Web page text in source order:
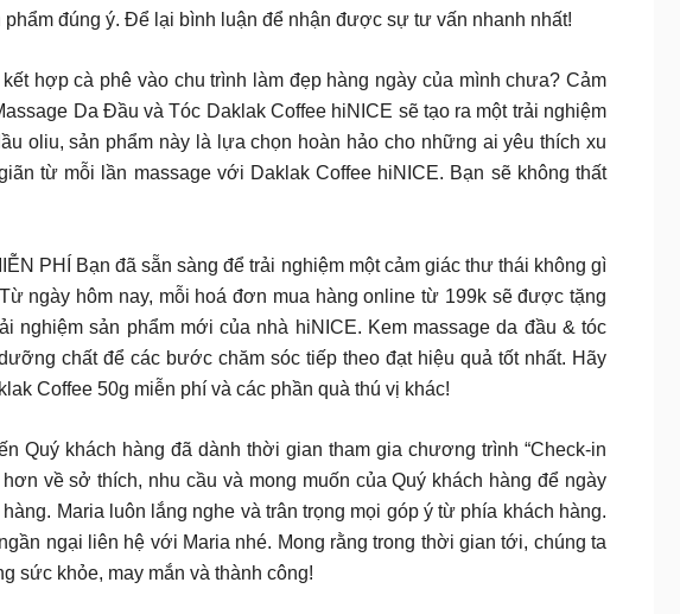
đúng ý. Để lại bình luận để nhận được sự tư vấn nhanh nhất!
hợp cà phê vào chu trình làm đẹp hàng ngày của mình chưa? Cảm
Da Đầu và Tóc Daklak Coffee hiNICE sẽ tạo ra một trải nghiệm
oliu, sản phẩm này là lựa chọn hoàn hảo cho những ai yêu thích xu
từ mỗi lần massage với Daklak Coffee hiNICE. Bạn sẽ không thất
PHÍ Bạn đã sẵn sàng để trải nghiệm một cảm giác thư thái không gì
ngày hôm nay, mỗi hoá đơn mua hàng online từ 199k sẽ được tặng
sản phẩm mới của nhà hiNICE. Kem massage da đầu & tóc
chất để các bước chăm sóc tiếp theo đạt hiệu quả tốt nhất. Hãy
Coffee 50g miễn phí và các phần quà thú vị khác!
khách hàng đã dành thời gian tham gia chương trình “Check-in
về sở thích, nhu cầu và mong muốn của Quý khách hàng để ngày
Maria luôn lắng nghe và trân trọng mọi góp ý từ phía khách hàng.
ngại liên hệ với Maria nhé. Mong rằng trong thời gian tới, chúng ta
sức khỏe, may mắn và thành công!